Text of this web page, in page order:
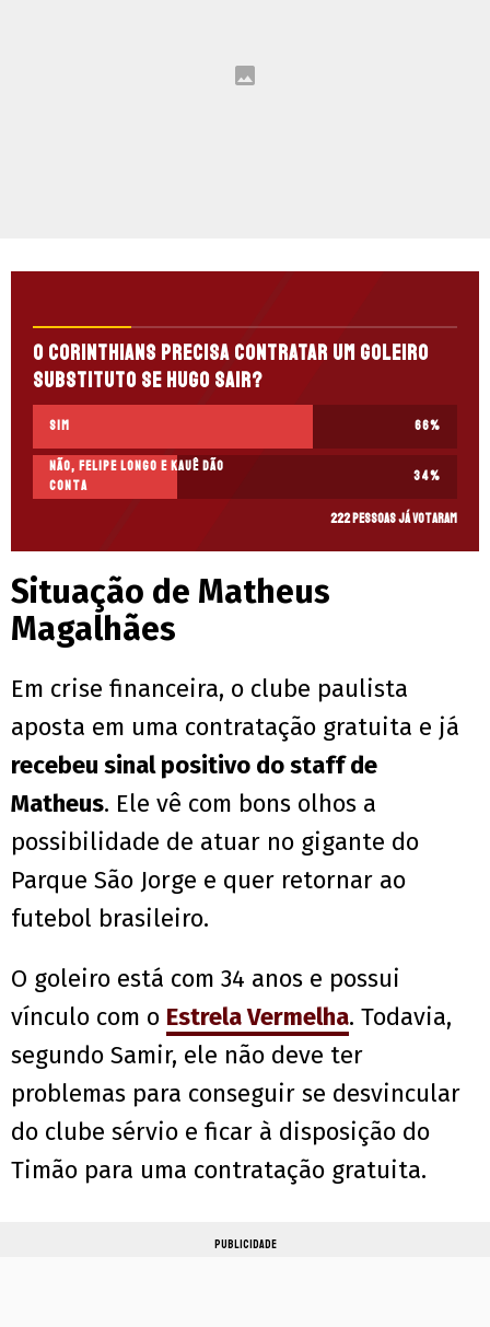
O Corinthians precisa contratar um goleiro
substituto se Hugo sair?
Sim 66%
Não, Felipe Longo e Kauê dão
conta
34%
222 pessoas já votaram
Situação de Matheus
Magalhães
Em crise financeira, o clube paulista
aposta em uma contratação gratuita e já
recebeu sinal positivo do staff de
Matheus. Ele vê com bons olhos a
possibilidade de atuar no gigante do
Parque São Jorge e quer retornar ao
futebol brasileiro.
O goleiro está com 34 anos e possui
vínculo com o Estrela Vermelha. Todavia,
segundo Samir, ele não deve ter
problemas para conseguir se desvincular
do clube sérvio e ficar à disposição do
Timão para uma contratação gratuita.
PUBLICIDADE